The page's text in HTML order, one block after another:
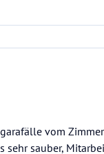
vom
sauber,